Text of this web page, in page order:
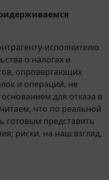
исполнителю
о налогах и
опровергающих
и операций, не
для отказа в
что по реальной
готовым представить
риски, на наш взгляд,